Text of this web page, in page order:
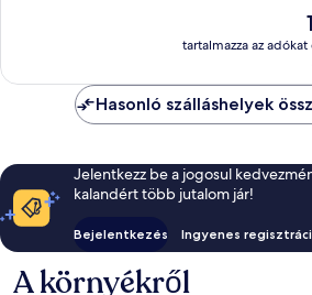
tartalmazza az
Hasonló szálláshelyek
Jelentkezz be a jogosul
kalandért több jutalom jár!
Bejelentkezés Ingyenes
A környékről